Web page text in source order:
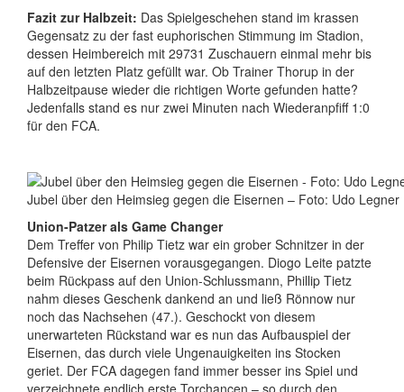
Fazit zur Halbzeit: Das Spielgeschehen stand im krassen
Gegensatz zu der fast euphorischen Stimmung im Stadion,
dessen Heimbereich mit 29731 Zuschauern einmal mehr bis
auf den letzten Platz gefüllt war. Ob Trainer Thorup in der
Halbzeitpause wieder die richtigen Worte gefunden hatte?
Jedenfalls stand es nur zwei Minuten nach Wiederanpfiff 1:0
für den FCA.
Jubel über den Heimsieg gegen die Eisernen – Foto: Udo Legner
Union-Patzer als Game Changer
Dem Treffer von Philip Tietz war ein grober Schnitzer in der
Defensive der Eisernen vorausgegangen. Diogo Leite patzte
beim Rückpass auf den Union-Schlussmann, Phillip Tietz
nahm dieses Geschenk dankend an und ließ Rönnow nur
noch das Nachsehen (47.). Geschockt von diesem
unerwarteten Rückstand war es nun das Aufbauspiel der
Eisernen, das durch viele Ungenauigkeiten ins Stocken
geriet. Der FCA dagegen fand immer besser ins Spiel und